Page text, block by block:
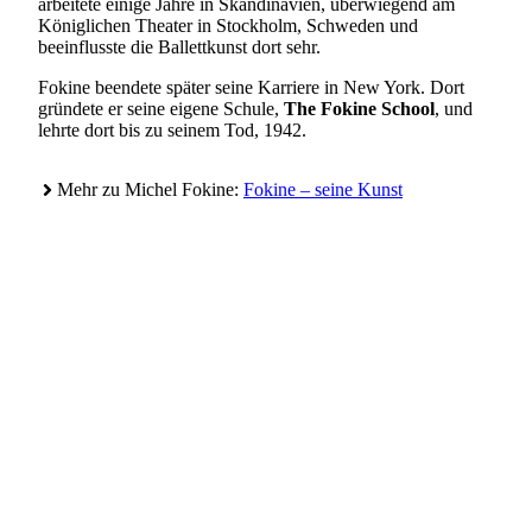
arbeitete einige Jahre in Skandinavien, überwiegend am
Königlichen Theater in Stockholm, Schweden und
beeinflusste die Ballettkunst dort sehr.
Fokine beendete später seine Karriere in New York. Dort
gründete er seine eigene Schule, The Fokine School, und
lehrte dort bis zu seinem Tod, 1942.
Mehr zu Michel Fokine: Fokine – seine Kunst